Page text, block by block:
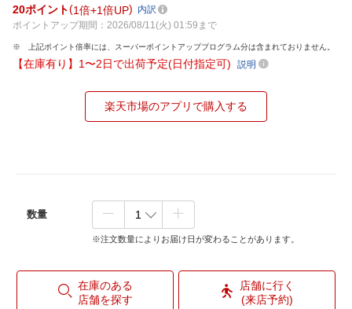
20ポイント 1倍 1倍UP
内訳
ポイントアップ期間：2026/08/11(火) 01:59まで
上記ポイント倍率には、スーパーポイントアッププログラム分は含まれておりません。
【在庫有り】1〜2日で出荷予定(日付指定可) 説明
楽天市場のアプリで購入する
数量
※注文数量によりお届け日が変わることがあります。
在庫のある
店舗を探す
店舗に行く
(来店予約)